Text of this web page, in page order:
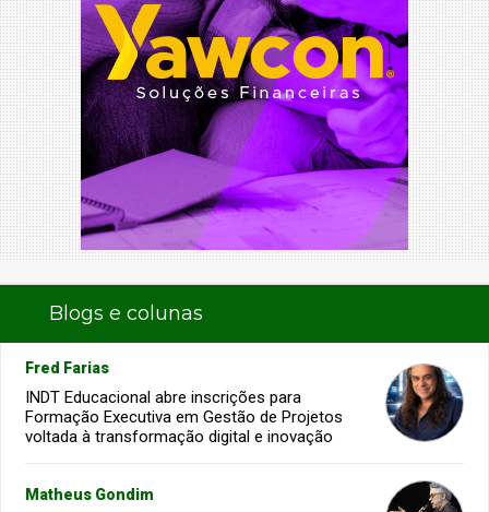
Blogs e colunas
Fred Farias
INDT Educacional abre inscrições para
Formação Executiva em Gestão de Projetos
voltada à transformação digital e inovação
Matheus Gondim